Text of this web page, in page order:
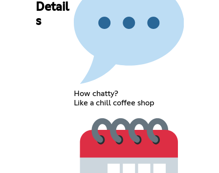
Detail
s
How chatty?
Like a chill coffee shop